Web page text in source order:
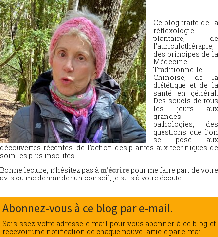
Ce blog traite de la
réflexologie
plantaire, de
l’auriculothérapie,
des principes de la
Médecine
Traditionnelle
Chinoise, de la
diététique et de la
santé en général.
Des soucis de tous
les jours aux
grandes
pathologies, des
questions que l’on
se pose aux
découvertes récentes, de l’action des plantes aux techniques de
soin les plus insolites.
Bonne lecture, n’hésitez pas à m’écrire pour me faire part de votre
avis ou me demander un conseil, je suis à votre écoute.
Abonnez-vous à ce blog par e-mail.
Saisissez votre adresse e-mail pour vous abonner à ce blog et
recevoir une notification de chaque nouvel article par e-mail.